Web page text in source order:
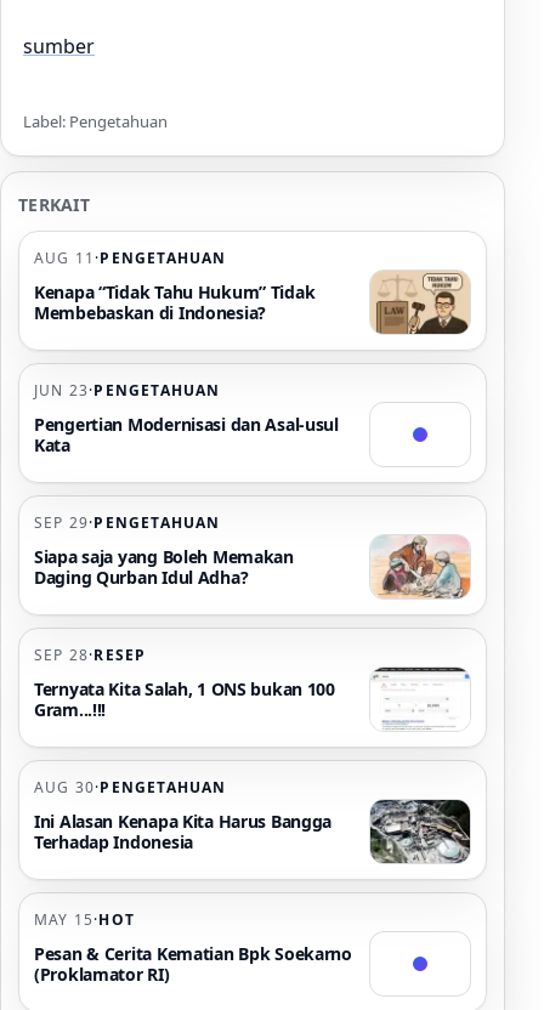
sumber
Label: Pengetahuan
TERKAIT
AUG 11 ·PENGETAHUAN
Kenapa “Tidak Tahu Hukum” Tidak
Membebaskan di Indonesia?
JUN 23·PENGETAHUAN
Pengertian Modernisasi dan Asal-usul
Kata
SEP 29·PENGETAHUAN
Siapa saja yang Boleh Memakan
Daging Qurban Idul Adha?
SEP 28·RESEP
Ternyata Kita Salah, 1 ONS bukan 100
Gram...!!!
AUG 30·PENGETAHUAN
Ini Alasan Kenapa Kita Harus Bangga
Terhadap Indonesia
MAY 15·HOT
Pesan & Cerita Kematian Bpk Soekarno
(Proklamator RI)